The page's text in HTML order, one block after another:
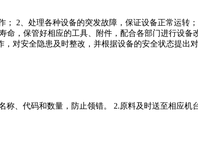
2、处理各种设备的突发故障，保证设备正常运转
，保管好相应的工具、附件，配合各部门进行设
对安全隐患及时整改，并根据设备的安全状态提出
、代码和数量，防止领错。 2.原料及时送至相应机